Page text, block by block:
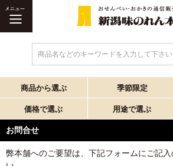
商品名などのキーワードを入力して下さい
商品から選ぶ 季節限定
価格で選ぶ 用途で選ぶ
お問合せ
弊本舗へのご要望は、下記フォームにご記